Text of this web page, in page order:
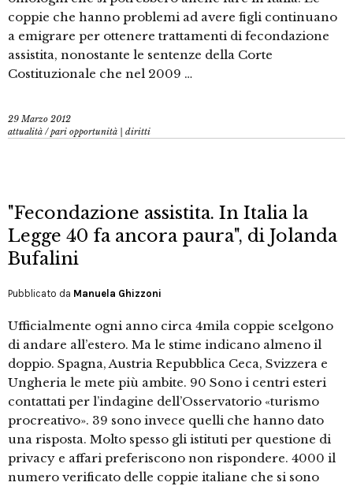
coppie che hanno problemi ad avere figli continuano
a emigrare per ottenere trattamenti di fecondazione
assistita, nonostante le sentenze della Corte
Costituzionale che nel 2009 …
29 Marzo 2012
attualità /pari opportunità | diritti
"Fecondazione assistita. In Italia la
Legge 40 fa ancora paura", di Jolanda
Bufalini
Pubblicato da Manuela Ghizzoni
Ufficialmente ogni anno circa 4mila coppie scelgono
di andare all’estero. Ma le stime indicano almeno il
doppio. Spagna, Austria Repubblica Ceca, Svizzera e
Ungheria le mete più ambite. 90 Sono i centri esteri
contattati per l’indagine dell’Osservatorio «turismo
procreativo». 39 sono invece quelli che hanno dato
una risposta. Molto spesso gli istituti per questione di
privacy e affari preferiscono non rispondere. 4000 il
numero verificato delle coppie italiane che si sono